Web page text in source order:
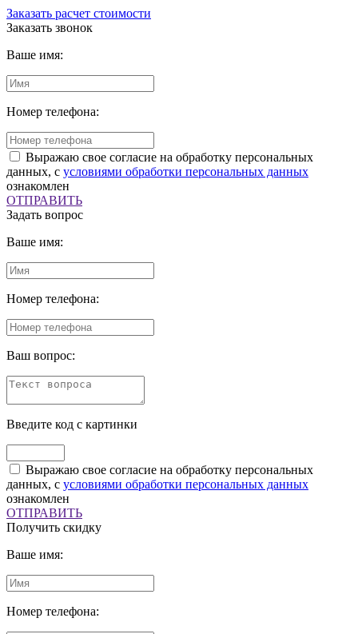
Заказать расчет стоимости
Заказать звонок
Ваше имя:
Номер телефона:
Выражаю свое согласие на обработку персональных
данных, с условиями обработки персональных данных
ознакомлен
ОТПРАВИТЬ
Задать вопрос
Ваше имя:
Номер телефона:
Ваш вопрос:
Введите код с картинки
Выражаю свое согласие на обработку персональных
данных, с условиями обработки персональных данных
ознакомлен
ОТПРАВИТЬ
Получить скидку
Ваше имя:
Номер телефона: